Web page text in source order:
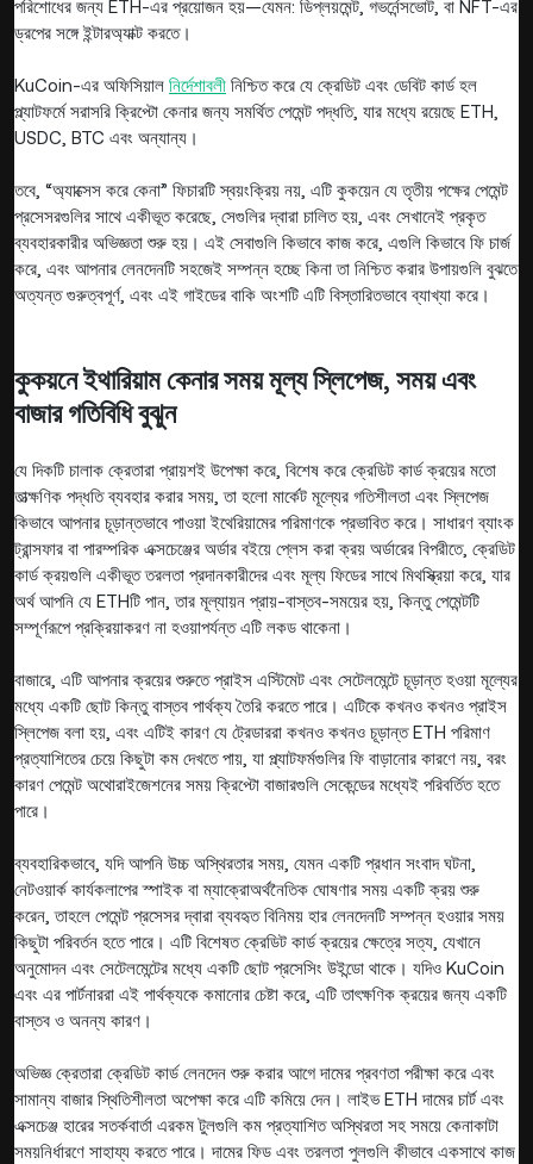
পরিশোধের জন্য ETH-এর প্রয়োজন হয়—যেমন: ডিপ্লয়মেন্ট, গভর্নেন্সভোট, বা NFT-এর
ড্রপের সঙ্গে ইন্টারঅ্যাক্ট করতে।
KuCoin-এর অফিসিয়াল নির্দেশাবলী নিশ্চিত করে যে ক্রেডিট এবং ডেবিট কার্ড হল
প্ল্যাটফর্মে সরাসরি ক্রিপ্টো কেনার জন্য সমর্থিত পেমেন্ট পদ্ধতি, যার মধ্যে রয়েছে ETH,
USDC, BTC এবং অন্যান্য।
তবে, “অ্যাক্সেস করে কেনা” ফিচারটি স্বয়ংক্রিয় নয়, এটি কুকয়েন যে তৃতীয় পক্ষের পেমেন্ট
প্রসেসরগুলির সাথে একীভূত করেছে, সেগুলির দ্বারা চালিত হয়, এবং সেখানেই প্রকৃত
ব্যবহারকারীর অভিজ্ঞতা শুরু হয়। এই সেবাগুলি কিভাবে কাজ করে, এগুলি কিভাবে ফি চার্জ
করে, এবং আপনার লেনদেনটি সহজেই সম্পন্ন হচ্ছে কিনা তা নিশ্চিত করার উপায়গুলি বুঝতে
অত্যন্ত গুরুত্বপূর্ণ, এবং এই গাইডের বাকি অংশটি এটি বিস্তারিতভাবে ব্যাখ্যা করে।
কুকয়নে ইথারিয়াম কেনার সময় মূল্য স্লিপেজ, সময় এবং
বাজার গতিবিধি বুঝুন
যে দিকটি চালাক ক্রেতারা প্রায়শই উপেক্ষা করে, বিশেষ করে ক্রেডিট কার্ড ক্রয়ের মতো
তাত্ক্ষণিক পদ্ধতি ব্যবহার করার সময়, তা হলো মার্কেট মূল্যের গতিশীলতা এবং স্লিপেজ
কিভাবে আপনার চূড়ান্তভাবে পাওয়া ইথেরিয়ামের পরিমাণকে প্রভাবিত করে। সাধারণ ব্যাংক
ট্রান্সফার বা পারম্পরিক এক্সচেঞ্জের অর্ডার বইয়ে প্লেস করা ক্রয় অর্ডারের বিপরীতে, ক্রেডিট
কার্ড ক্রয়গুলি একীভূত তরলতা প্রদানকারীদের এবং মূল্য ফিডের সাথে মিথস্ক্রিয়া করে, যার
অর্থ আপনি যে ETHটি পান, তার মূল্যায়ন প্রায়-বাস্তব-সময়ের হয়, কিন্তু পেমেন্টটি
সম্পূর্ণরূপে প্রক্রিয়াকরণ না হওয়াপর্যন্ত এটি লকড থাকেনা।
বাজারে, এটি আপনার ক্রয়ের শুরুতে প্রাইস এস্টিমেট এবং সেটেলমেন্টে চূড়ান্ত হওয়া মূল্যের
মধ্যে একটি ছোট কিন্তু বাস্তব পার্থক্য তৈরি করতে পারে। এটিকে কখনও কখনও প্রাইস
স্লিপেজ বলা হয়, এবং এটিই কারণ যে ট্রেডাররা কখনও কখনও চূড়ান্ত ETH পরিমাণ
প্রত্যাশিতের চেয়ে কিছুটা কম দেখতে পায়, যা প্ল্যাটফর্মগুলির ফি বাড়ানোর কারণে নয়, বরং
কারণ পেমেন্ট অথোরাইজেশনের সময় ক্রিপ্টো বাজারগুলি সেকেন্ডের মধ্যেই পরিবর্তিত হতে
পারে।
ব্যবহারিকভাবে, যদি আপনি উচ্চ অস্থিরতার সময়, যেমন একটি প্রধান সংবাদ ঘটনা,
নেটওয়ার্ক কার্যকলাপের স্পাইক বা ম্যাক্রোঅর্থনৈতিক ঘোষণার সময় একটি ক্রয় শুরু
করেন, তাহলে পেমেন্ট প্রসেসর দ্বারা ব্যবহৃত বিনিময় হার লেনদেনটি সম্পন্ন হওয়ার সময়
কিছুটা পরিবর্তন হতে পারে। এটি বিশেষত ক্রেডিট কার্ড ক্রয়ের ক্ষেত্রে সত্য, যেখানে
অনুমোদন এবং সেটেলমেন্টের মধ্যে একটি ছোট প্রসেসিং উইন্ডো থাকে। যদিও KuCoin
এবং এর পার্টনাররা এই পার্থক্যকে কমানোর চেষ্টা করে, এটি তাৎক্ষণিক ক্রয়ের জন্য একটি
বাস্তব ও অনন্য কারণ।
অভিজ্ঞ ক্রেতারা ক্রেডিট কার্ড লেনদেন শুরু করার আগে দামের প্রবণতা পরীক্ষা করে এবং
সামান্য বাজার স্থিতিশীলতা অপেক্ষা করে এটি কমিয়ে দেন। লাইভ ETH দামের চার্ট এবং
এক্সচেঞ্জ হারের সতর্কবার্তা এরকম টুলগুলি কম প্রত্যাশিত অস্থিরতা সহ সময়ে কেনাকাটা
সময়নির্ধারণে সাহায্য করতে পারে। দামের ফিড এবং তরলতা পুলগুলি কীভাবে একসাথে কাজ